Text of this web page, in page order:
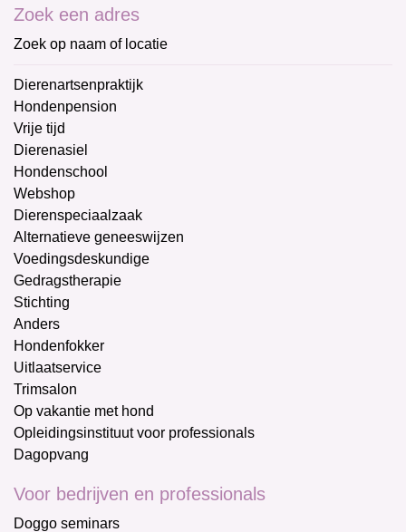
Zoek een adres
Zoek op naam of locatie
Dierenartsenpraktijk
Hondenpension
Vrije tijd
Dierenasiel
Hondenschool
Webshop
Dierenspeciaalzaak
Alternatieve geneeswijzen
Voedingsdeskundige
Gedragstherapie
Stichting
Anders
Hondenfokker
Uitlaatservice
Trimsalon
Op vakantie met hond
Opleidingsinstituut voor professionals
Dagopvang
Voor bedrijven en professionals
Doggo seminars